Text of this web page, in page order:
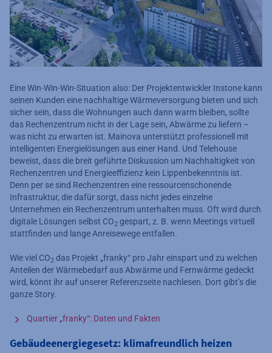
Eine Win-Win-Win-Situation also: Der Projektentwickler Instone kann
seinen Kunden eine nachhaltige Wärmeversorgung bieten und sich
sicher sein, dass die Wohnungen auch dann warm bleiben, sollte
das Rechenzentrum nicht in der Lage sein, Abwärme zu liefern –
was nicht zu erwarten ist. Mainova unterstützt professionell mit
intelligenten Energielösungen aus einer Hand. Und Telehouse
beweist, dass die breit geführte Diskussion um Nachhaltigkeit von
Rechenzentren und Energieeffizienz kein Lippenbekenntnis ist.
Denn per se sind Rechenzentren eine ressourcenschonende
Infrastruktur, die dafür sorgt, dass nicht jedes einzelne
Unternehmen ein Rechenzentrum unterhalten muss. Oft wird durch
digitale Lösungen selbst CO2 gespart, z. B. wenn Meetings virtuell
stattfinden und lange Anreisewege entfallen.
Wie viel CO2 das Projekt „franky“ pro Jahr einspart und zu welchen
Anteilen der Wärmebedarf aus Abwärme und Fernwärme gedeckt
wird, könnt ihr auf unserer Referenzseite nachlesen. Dort gibt’s die
ganze Story.
Quartier „franky“: Daten und Fakten
Gebäudeenergiegesetz: klimafreundlich heizen